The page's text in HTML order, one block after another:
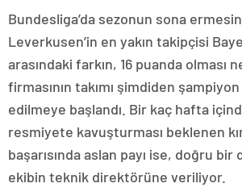
Bundesliga’da sezonun sona
Leverkusen’in en yakın takipçisi
arasındaki farkın, 16 puanda olması
firmasının takımı şimdiden
edilmeye başlandı. Bir kaç hafta
resmiyete kavuşturması beklenen
başarısında aslan payı ise, doğru
ekibin teknik direktörüne veriliyor.